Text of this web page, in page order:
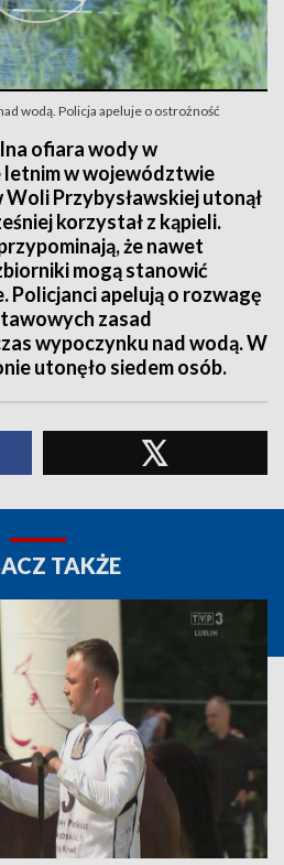
wodą. Policja apeluje o ostrożność
ofiara wody w
w województwie
Przybysławskiej utonął
korzystał z kąpieli.
że nawet
mogą stanowić
Policjanci apelują o rozwagę
zasad
wypoczynku nad wodą. W
utonęło siedem osób.
TAKŻE